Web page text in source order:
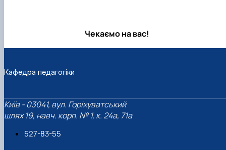
Чекаємо на вас!
Кафедра педагогіки
Київ - 03041, вул. Горіхуватський
шлях 19, навч. корп. № 1, к. 24а, 71а
527-83-55